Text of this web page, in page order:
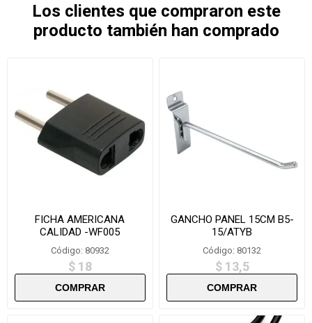
Los clientes que compraron este
producto también han comprado
FICHA AMERICANA
CALIDAD -WF005
Código: 80932
$ 18
GANCHO PANEL 15CM B5-
15/ATYB
Código: 80132
$ 13,5